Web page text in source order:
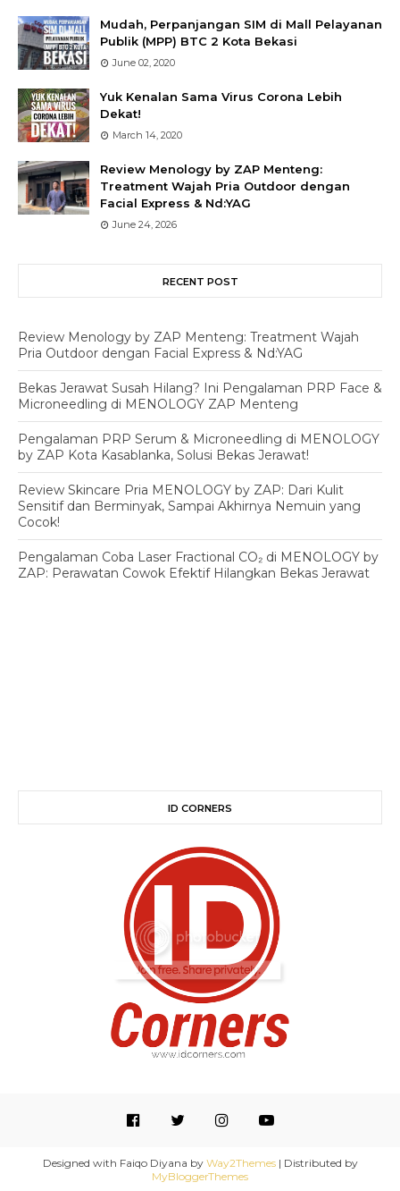
Mudah, Perpanjangan SIM di Mall Pelayanan
Publik (MPP) BTC 2 Kota Bekasi
June 02, 2020
Yuk Kenalan Sama Virus Corona Lebih
Dekat!
March 14, 2020
Review Menology by ZAP Menteng:
Treatment Wajah Pria Outdoor dengan
Facial Express & Nd:YAG
June 24, 2026
RECENT POST
Review Menology by ZAP Menteng: Treatment Wajah
Pria Outdoor dengan Facial Express & Nd:YAG
Bekas Jerawat Susah Hilang? Ini Pengalaman PRP Face &
Microneedling di MENOLOGY ZAP Menteng
Pengalaman PRP Serum & Microneedling di MENOLOGY
by ZAP Kota Kasablanka, Solusi Bekas Jerawat!
Review Skincare Pria MENOLOGY by ZAP: Dari Kulit
Sensitif dan Berminyak, Sampai Akhirnya Nemuin yang
Cocok!
Pengalaman Coba Laser Fractional CO₂ di MENOLOGY by
ZAP: Perawatan Cowok Efektif Hilangkan Bekas Jerawat
ID CORNERS
Designed with Faiqo Diyana by Way2Themes| Distributed by
MyBloggerThemes